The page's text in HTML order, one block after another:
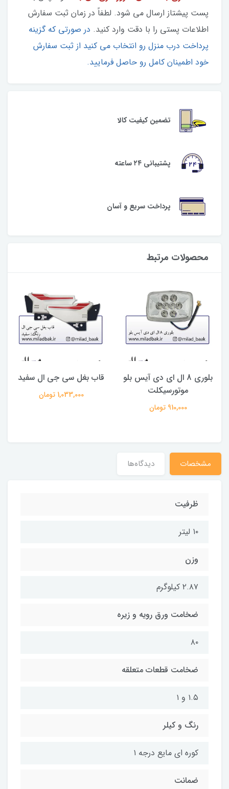
پست پیشتاز ارسال می شود. لطفاً در زمان ثبت سفارش
اطلاعات پستی را با دقت وارد کنید. در صورتی که گزینه
پرداخت درب منزل رو انتخاب می کنید از ثبت سفارش
خود اطمینان کامل رو حاصل فرمایید.
تضمین کیفیت کالا
پشتیبانی ۲۴ ساعته
پرداخت سریع و آسان
محصولات مرتبط
بلوری 8 ال ای دی آیس بلو
موتورسیکلت
910,000 تومان
قاب بغل سی جی ال سفید
1,033,000 تومان
مشخصات دیدگاه‌ها
ظرفیت
۱۰ لیتر
وزن
۲.۸۷ کیلوگرم
ضخامت ورق رویه و زیره
۸۰
ضخامت قطعات متعلقه
۱.۵ و ۱
رنگ و کیلر
کوره ای مایع درجه ۱
ضمانت